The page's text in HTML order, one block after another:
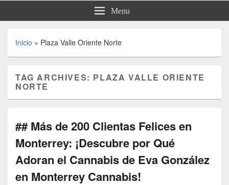
Menu
Inicio » Plaza Valle Oriente Norte
TAG ARCHIVES: PLAZA VALLE ORIENTE
NORTE
## Más de 200 Clientas Felices en
Monterrey: ¡Descubre por Qué
Adoran el Cannabis de Eva González
en Monterrey Cannabis!